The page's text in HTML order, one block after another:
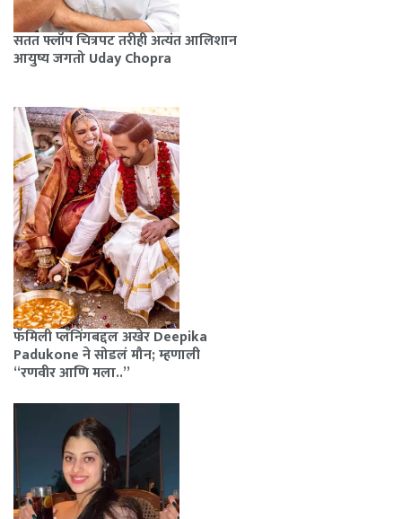
सतत फ्लॉप चित्रपट तरीही अत्यंत आलिशान
आयुष्य जगतो Uday Chopra
फॅमिली प्लॅनिंगबद्दल अखेर Deepika
Padukone ने सोडलं मौन; म्हणाली
“रणवीर आणि मला..”